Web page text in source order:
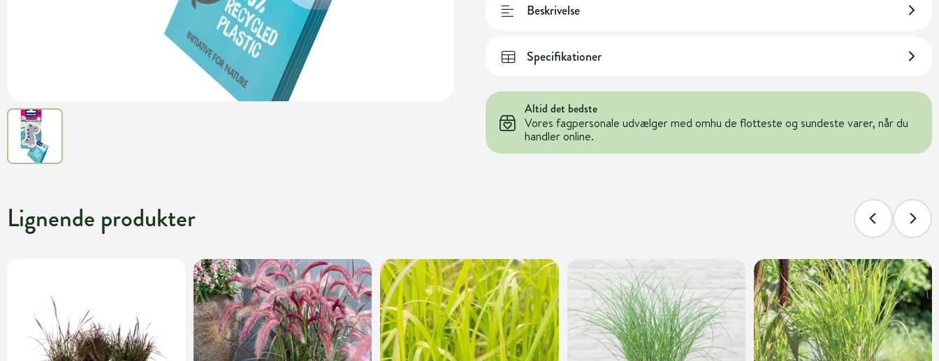
Beskrivelse
Specifikationer
Altid det bedste
Vores fagpersonale udvælger med omhu de flotteste og sundeste varer, når du
handler online.
Lignende produkter